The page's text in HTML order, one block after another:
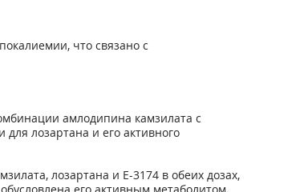
что связано с
амлодипина камзилата с
лозартана и его активного
лозартана и Е-3174 в обеих дозах,